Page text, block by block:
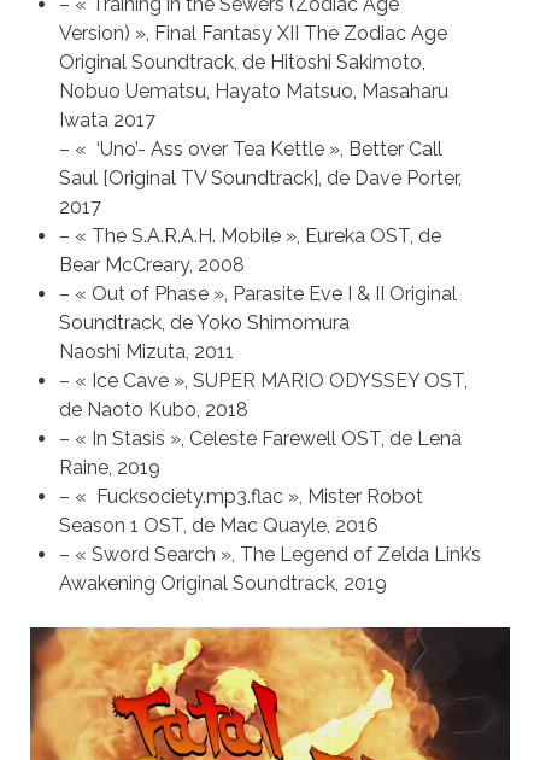
Version) », Final Fantasy XII The Zodiac Age
Original Soundtrack, de Hitoshi Sakimoto,
Nobuo Uematsu, Hayato Matsuo, Masaharu
Iwata 2017
– « ‘Uno’- Ass over Tea Kettle », Better Call
Saul [Original TV Soundtrack], de Dave Porter,
2017
– « The S.A.R.A.H. Mobile », Eureka OST, de
Bear McCreary, 2008
– « Out of Phase », Parasite Eve I & II Original
Soundtrack, de Yoko Shimomura
Naoshi Mizuta, 2011
– « Ice Cave », SUPER MARIO ODYSSEY OST,
de Naoto Kubo, 2018
– « In Stasis », Celeste Farewell OST, de Lena
Raine, 2019
– « Fucksociety.mp3.flac », Mister Robot
Season 1 OST, de Mac Quayle, 2016
– « Sword Search », The Legend of Zelda Link’s
Awakening Original Soundtrack, 2019